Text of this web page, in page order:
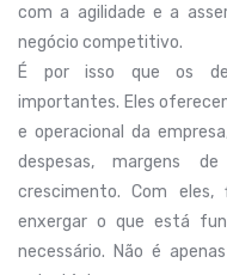
com a agilidade e a
negócio competitivo.
É por isso que os
importantes. Eles
e operacional da
despesas, margens
crescimento. Com
enxergar o que está
necessário. Não é